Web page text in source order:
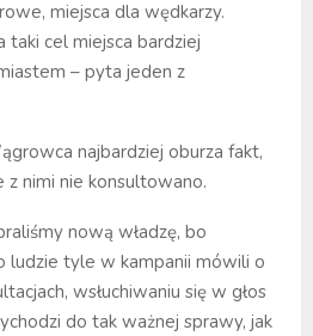
miejsca dla wędkarzy.
taki cel miejsca bardziej
– pyta jeden z
najbardziej oburza fakt,
z nimi nie konsultowano.
nową władzę, bo
ludzie tyle w kampanii mówili o
wsłuchiwaniu się w głos
do tak ważnej sprawy, jak